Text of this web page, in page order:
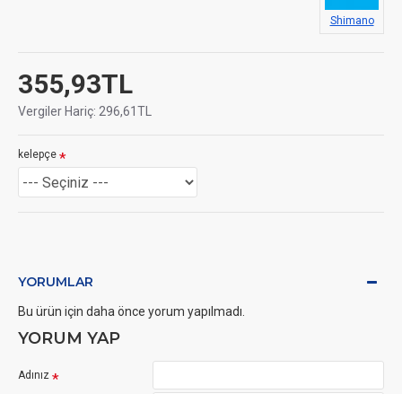
355,93TL
Vergiler Hariç: 296,61TL
Shimano
kelepçe
YORUMLAR
Bu ürün için daha önce yorum yapılmadı.
YORUM YAP
Adınız